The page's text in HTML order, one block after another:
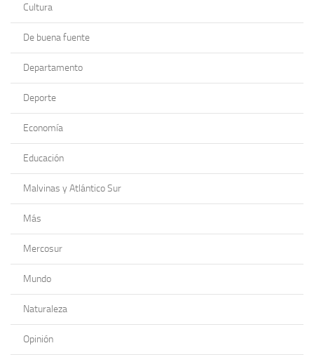
Cultura
De buena fuente
Departamento
Deporte
Economía
Educación
Malvinas y Atlántico Sur
Más
Mercosur
Mundo
Naturaleza
Opinión